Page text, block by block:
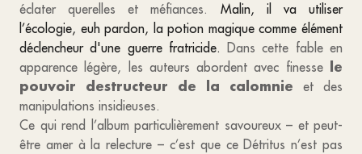
éclater querelles et méfiances. Malin, il va utiliser
l’écologie, euh pardon, la potion magique comme élément
déclencheur d'une guerre fratricide. Dans cette fable en
apparence légère, les auteurs abordent avec finesse
le
pouvoir destructeur de la calomnie et des
manipulations insidieuses.
Ce qui rend l’album particulièrement savoureux – et peut-
être amer à la relecture – c’est que ce Détritus n’est pas